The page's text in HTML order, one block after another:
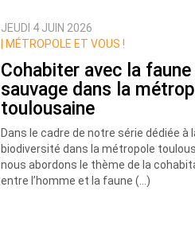
Prévenez-moi de tous les
JEUDI 4 JUIN 2026
MÉTROPOLE ET VOUS !
Cohabiter avec la faune
sauvage dans la
toulousaine
Dans le cadre de notre série dédiée à
biodiversité dans la métropole
nous abordons le thème de la
entre l’homme et la faune (…)